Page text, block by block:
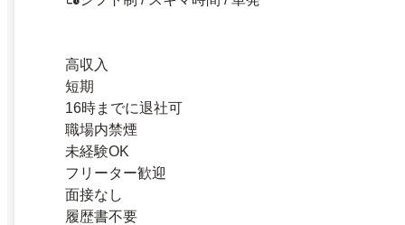
高収入
短期
16時までに退社可
職場内禁煙
未経験OK
フリーター歓迎
面接なし
履歴書不要